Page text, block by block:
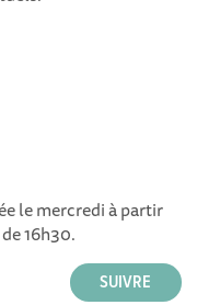
le mercredi à partir
16h30.